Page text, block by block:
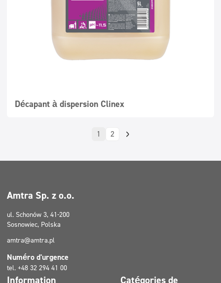
Décapant à dispersion Clinex
1 2
Amtra Sp. z o.o.
ul. Schonów 3, 41-200
Sosnowiec, Polska
amtra@amtra.pl
Numéro d'urgence
tel. +48 32 294 41 00
Information
Catégories de